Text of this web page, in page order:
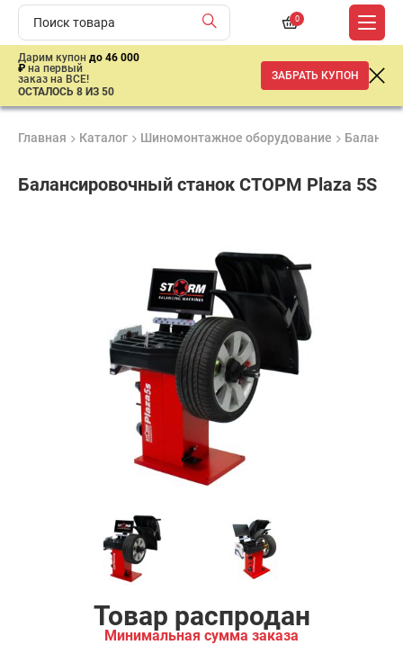
0
Дарим купон до 46 000
₽ на первый
заказ на ВСЕ!
ОСТАЛОСЬ 8 ИЗ 50
ЗАБРАТЬ КУПОН
Главная Каталог Шиномонтажное оборудование
Балансировочный станок СТОРМ Plaza 5S
от 2 дней
оплаты
Товар распродан
Минимальная сумма заказа
Подобрать аналог